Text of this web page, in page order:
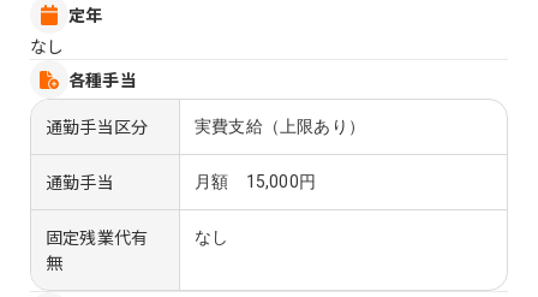
定年
なし
各種手当
通勤手当区分
実費支給（上限あり）
通勤手当 月額 15,000円
固定残業代有
無
なし